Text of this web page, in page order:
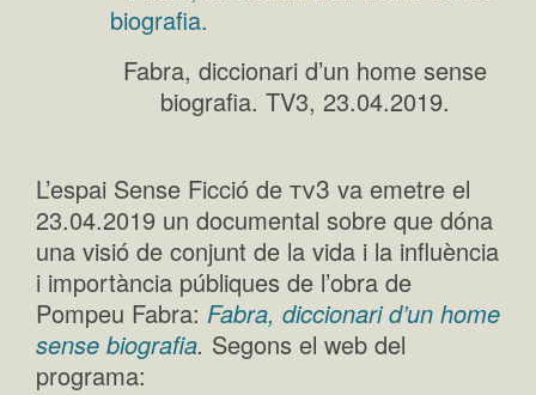
Fabra, diccionari d’un home sense
biografia. TV3, 23.04.2019.
L’espai Sense Ficció de tv3 va emetre el
23.04.2019 un documental sobre que dóna
una visió de conjunt de la vida i la influència
i importància públiques de l’obra de
Pompeu Fabra: Fabra, diccionari d’un home
sense biografia. Segons el web del
programa: